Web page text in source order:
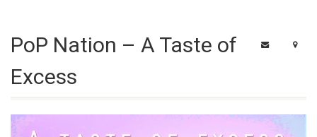
PoP Nation – A Taste of
Excess